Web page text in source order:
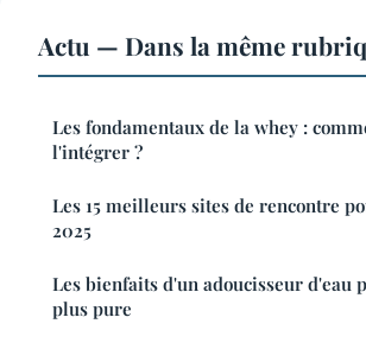
Actu — Dans la même
Les fondamentaux de la whey :
l'intégrer ?
Les 15 meilleurs sites de rencontre
2025
Les bienfaits d'un adoucisseur d'eau
plus pure